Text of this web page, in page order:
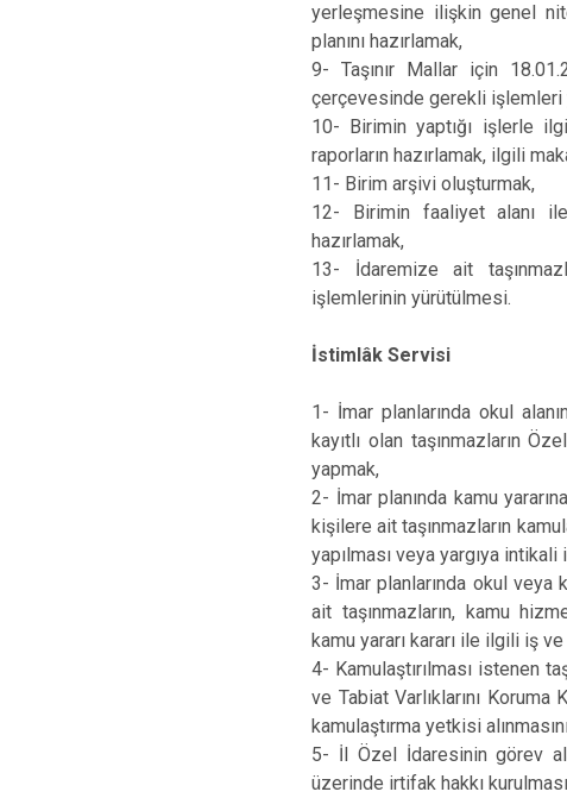
yerleşmesine ilişkin genel
planını hazırlamak,
9- Taşınır Mallar için
çerçevesinde gerekli işlemleri
10- Birimin yaptığı işlerle
raporların hazırlamak, ilgili
11- Birim arşivi oluşturmak,
12- Birimin faaliyet alanı
hazırlamak,
13- İdaremize ait
işlemlerinin yürütülmesi.
İstimlâk Servisi
1- İmar planlarında okul
kayıtlı olan taşınmazların
yapmak,
2- İmar planında kamu
kişilere ait taşınmazların
yapılması veya yargıya
3- İmar planlarında okul veya
ait taşınmazların, kamu
kamu yararı kararı ile ilgili iş
4- Kamulaştırılması istenen
ve Tabiat Varlıklarını Koruma
kamulaştırma yetkisi
5- İl Özel İdaresinin görev
üzerinde irtifak hakkı